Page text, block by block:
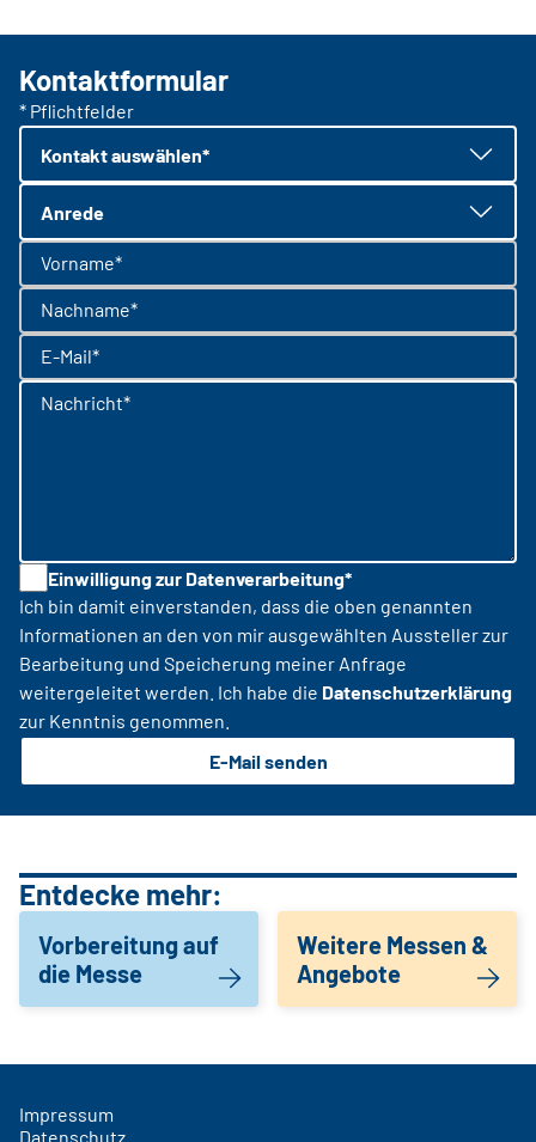
Kontaktformular
* Pflichtfelder
Kontakt auswählen*
Anrede
Vorname*
Nachname*
E-Mail*
Nachricht*
Einwilligung zur Datenverarbeitung*
Ich bin damit einverstanden, dass die oben genannten
Informationen an den von mir ausgewählten Aussteller zur
Bearbeitung und Speicherung meiner Anfrage
weitergeleitet werden. Ich habe die Datenschutzerklärung
zur Kenntnis genommen.
E-Mail senden
Entdecke mehr:
Vorbereitung auf
die Messe
Weitere Messen &
Angebote
Impressum
Datenschutz